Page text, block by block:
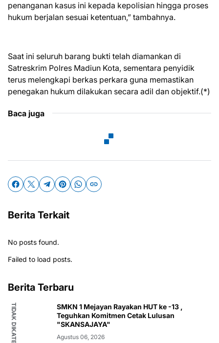
penanganan kasus ini kepada kepolisian hingga proses
hukum berjalan sesuai ketentuan,” tambahnya.
Saat ini seluruh barang bukti telah diamankan di
Satreskrim Polres Madiun Kota, sementara penyidik
terus melengkapi berkas perkara guna memastikan
penegakan hukum dilakukan secara adil dan objektif.(*)
Baca juga
Berita Terkait
No posts found.
Failed to load posts.
Berita Terbaru
SMKN 1 Mejayan Rayakan HUT ke -13 ,
Teguhkan Komitmen Cetak Lulusan
"SKANSAJAYA"
Agustus 06, 2026